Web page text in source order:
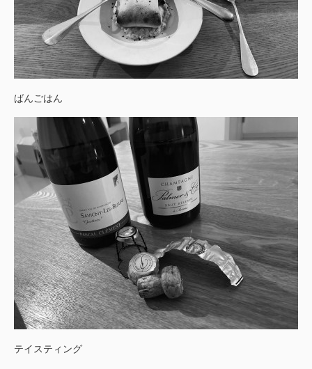
ばんごはん
テイスティング